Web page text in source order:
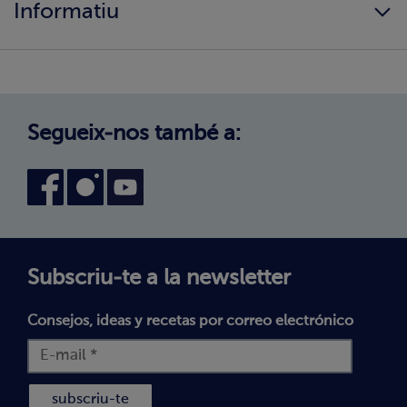
Els nostres valors
Informatiu
Declaració d'accessibilitat
Política de Galetes
Segueix-nos també a:
Subscriu-te a la newsletter
Consejos, ideas y recetas por correo electrónico
subscriu-te